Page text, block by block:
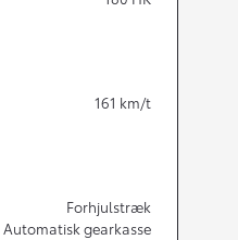
161 km/t
Forhjulstræk
Automatisk gearkasse